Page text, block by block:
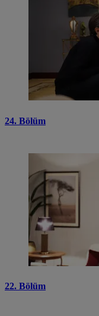
24. Bölüm
22. Bölüm